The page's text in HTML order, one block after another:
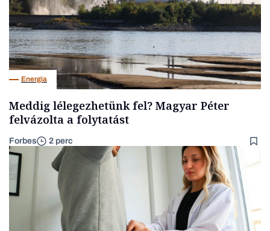
Energia
Meddig lélegezhetünk fel? Magyar Péter
felvázolta a folytatást
Forbes 2 perc